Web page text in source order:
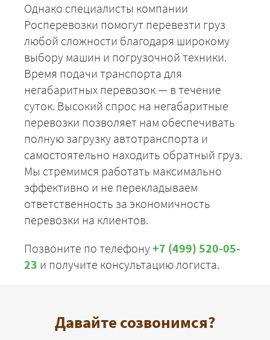
Однако специалисты компании
Росперевозки помогут перевезти груз
любой сложности благодаря широкому
выбору машин и погрузочной техники.
Время подачи транспорта для
негабаритных перевозок — в течение
суток. Высокий спрос на негабаритные
перевозки позволяет нам обеспечивать
полную загрузку автотранспорта и
самостоятельно находить обратный груз.
Мы стремимся работать максимально
эффективно и не перекладываем
ответственность за экономичность
перевозки на клиентов.
Позвоните по телефону+7 (499) 520-05-
23 и получите консультацию логиста.
Давайте созвонимся?